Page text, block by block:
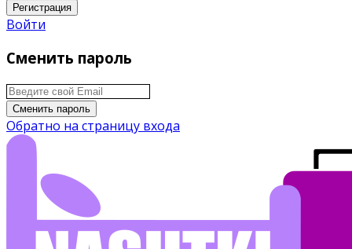
Регистрация
Войти
Сменить пароль
Сменить пароль
Обратно на страницу входа